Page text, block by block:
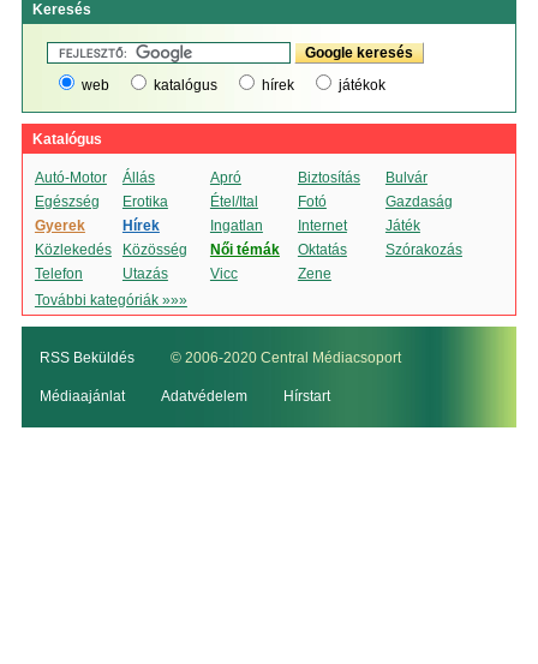
Keresés
web katalógus hírek játékok
Katalógus
Autó-Motor Állás Apró Biztosítás
Bulvár
Egészség
Erotika Étel/Ital Fotó
Gazdaság
Gyerek
Hírek Ingatlan Internet
Játék
Közlekedés
Közösség Női témák Oktatás
Szórakozás
Telefon
Utazás Vicc
Zene
További kategóriák »»»
RSS Beküldés © 2006-2020 Central Médiacsoport
Médiaajánlat Adatvédelem Hírstart